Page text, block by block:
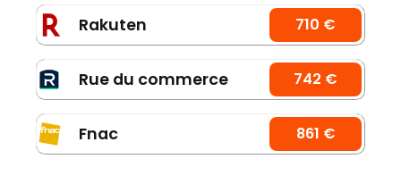
Rakuten 710 €
Rue du commerce 742 €
Fnac 861 €